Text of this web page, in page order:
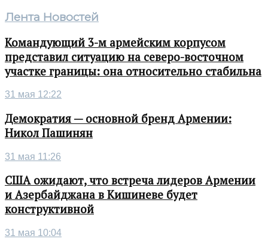
Лента Новостей
Командующий 3-м армейским корпусом
представил ситуацию на северо-восточном
участке границы: она относительно стабильна
31 мая 12:22
Демократия — основной бренд Армении:
Никол Пашинян
31 мая 11:26
США ожидают, что встреча лидеров Армении
и Азербайджана в Кишиневе будет
конструктивной
31 мая 10:04